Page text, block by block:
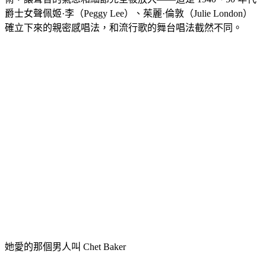
爵士女聲佩姬·李（Peggy Lee）、茱麗·倫敦（Julie London）
確立下來的親密感唱法，和流行歌的舞台唱法截然不同。
她愛的那個男人叫 Chet Baker